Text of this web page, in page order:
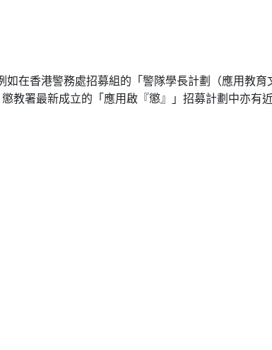
在香港警務處招募組的「警隊學長計劃（應用教
教署最新成立的「應用啟『懲』」招募計劃中亦有